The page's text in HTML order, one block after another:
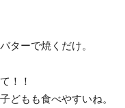
ターで焼くだけ。
！！
どもも食べやすいね。